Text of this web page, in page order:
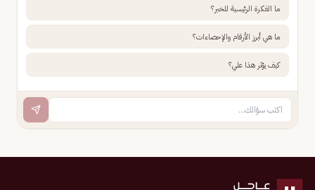
ما الفكرة الرئيسية للخبر؟
ما هي أبرز الأرقام والإحصاءات؟
كيف يؤثر هذا علي؟